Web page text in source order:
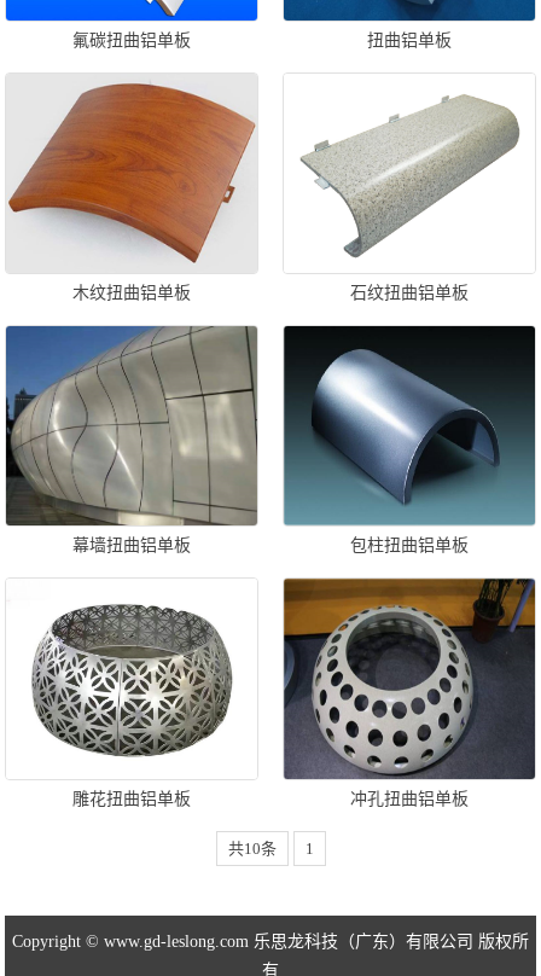
氟碳扭曲铝单板 扭曲铝单板
木纹扭曲铝单板 石纹扭曲铝单板
幕墙扭曲铝单板 包柱扭曲铝单板
雕花扭曲铝单板 冲孔扭曲铝单板
共10条 1
Copyright © www.gd-leslong.com 乐思龙科技（广东）有限公司 版权所
有